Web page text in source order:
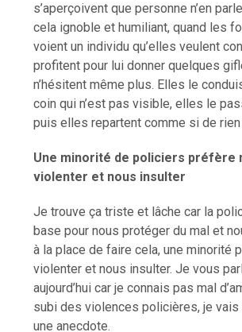
s’aperçoivent que personne n’en
cela ignoble et humiliant, quand les
voient un individu qu’elles veulent
profitent pour lui donner quelques
n’hésitent même plus. Elles le
coin qui n’est pas visible, elles le
puis elles repartent comme si de rien
Une minorité de policiers préfère
violenter et nous insulter
Je trouve ça triste et lâche car la
base pour nous protéger du mal et
à la place de faire cela, une minorité
violenter et nous insulter. Je vous
aujourd’hui car je connais pas mal
subi des violences policières, je vais
une anecdote.